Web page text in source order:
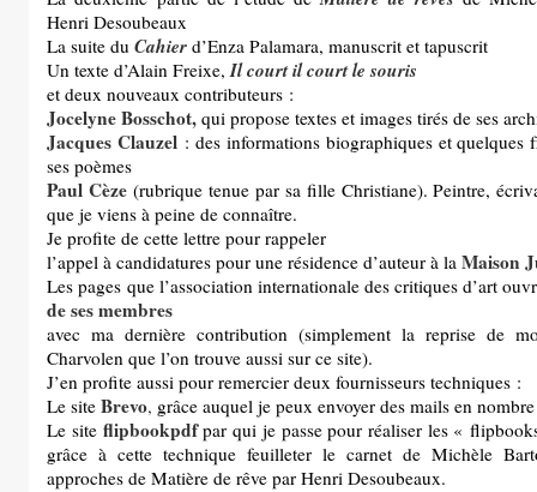
Henri Desoubeaux
La suite duCahier d’Enza Palamara, manuscrit et tapuscrit
Un texte d’Alain Freixe,Il court il court le souris
et deux nouveaux contributeurs :
Jocelyne Bosschot, qui propose textes et images tirés de ses
Jacques Clauzel : des informations biographiques et quelques
ses poèmes
Paul Cèze (rubrique tenue par sa fille Christiane). Peintre,
que je viens à peine de connaître.
Je profite de cette lettre pour rappeler
l’appel à candidatures pour une résidence d’auteur à laMaison
Les pages que l’association internationale des critiques d’art
de ses membres
avec ma dernière contribution (simplement la reprise de
Charvolen que l’on trouve aussi sur ce site).
J’en profite aussi pour remercier deux fournisseurs techniques :
Le siteBrevo, grâce auquel je peux envoyer des mails en nombre
Le site flipbookpdfpar qui je passe pour réaliser les «
grâce à cette technique feuilleter le carnet de Michèle
approches de Matière de rêve par Henri Desoubeaux.